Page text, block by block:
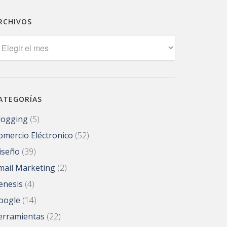
(5)
Eléctronico (52)
(39)
Marketing (2)
(4)
(14)
(22)